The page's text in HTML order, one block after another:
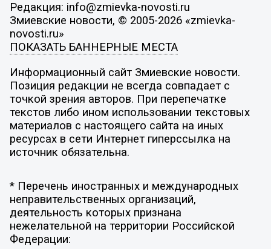
Редакция: info@zmievka-novosti.ru
Змиевские новости, © 2005-2026 «zmievka-
novosti.ru»
ПОКАЗАТЬ БАННЕРНЫЕ МЕСТА
Информационный сайт Змиевские новости.
Позиция редакции не всегда совпадает с
точкой зрения авторов. При перепечатке
текстов либо ином использовании текстовых
материалов с настоящего сайта на иных
ресурсах в сети Интернет гиперссылка на
источник обязательна.
* Перечень иностранных и международных
неправительственных организаций,
деятельность которых признана
нежелательной на территории Российской
Федерации: